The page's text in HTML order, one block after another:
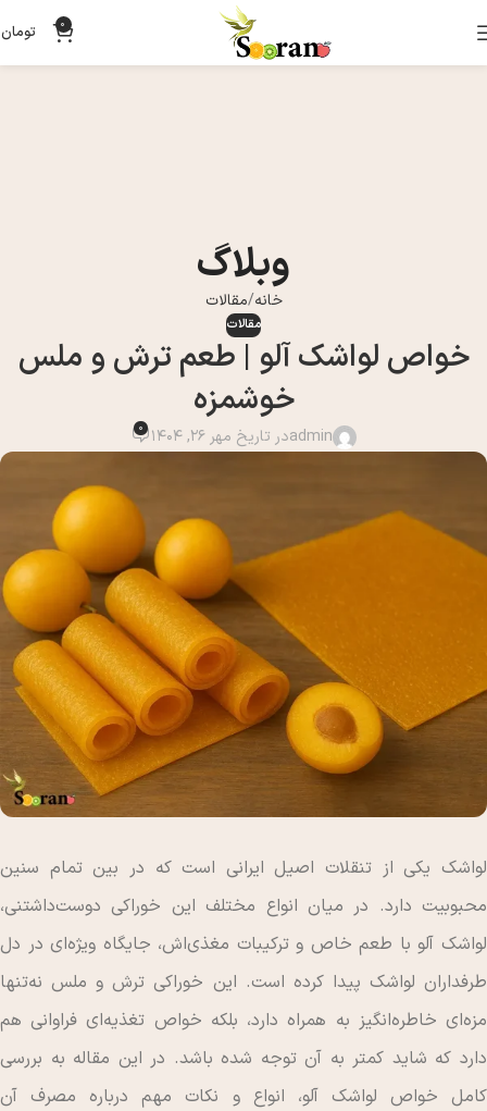
0 تومان
وبلاگ
خانه مقالات
مقالات
خواص لواشک آلو | طعم ترش و ملس
خوشمزه
adminدر تاریخ مهر 26, 1404 0
لواشک یکی از تنقلات اصیل ایرانی است که در بین تمام سنین
محبوبیت دارد. در میان انواع مختلف این خوراکی دوست‌داشتنی،
لواشک آلو با طعم خاص و ترکیبات مغذی‌اش، جایگاه ویژه‌ای در دل
طرفداران لواشک پیدا کرده است. این خوراکی ترش و ملس نه‌تنها
مزه‌ای خاطره‌انگیز به همراه دارد، بلکه خواص تغذیه‌ای فراوانی هم
دارد که شاید کمتر به آن توجه شده باشد. در این مقاله به بررسی
کامل خواص لواشک آلو، انواع و نکات مهم درباره مصرف آن